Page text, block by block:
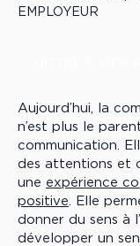
EMPLOYEUR
Aujourd’hui, la
n’est plus le
communication.
des attentions et
une expérience
positive . Elle
donner du sens à
développer un